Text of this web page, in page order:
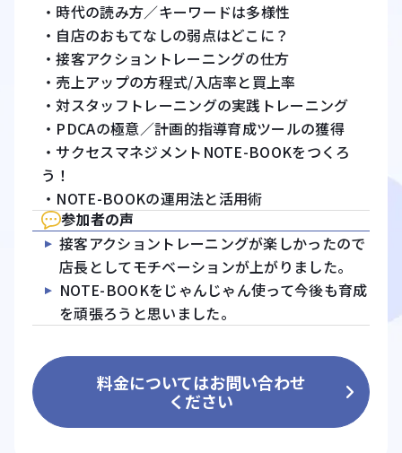
・時代の読み方／キーワードは多様性
・自店のおもてなしの弱点はどこに？
・接客アクショントレーニングの仕方
・売上アップの方程式/入店率と買上率
・対スタッフトレーニングの実践トレーニング
・PDCAの極意／計画的指導育成ツールの獲得
・サクセスマネジメントNOTE-BOOKをつくろ
う！
・NOTE-BOOKの運用法と活用術
参加者の声
接客アクショントレーニングが楽しかったので
店長としてモチベーションが上がりました。
NOTE-BOOKをじゃんじゃん使って今後も育成
を頑張ろうと思いました。
料金についてはお問い合わせ
ください